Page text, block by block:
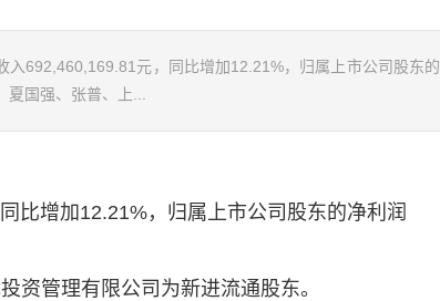
692,460,169.81元，同比增加12.21%，归属上市公司股东的
国强、张普、上...
增加12.21%，归属上市公司股东的净利润
管理有限公司为新进流通股东。